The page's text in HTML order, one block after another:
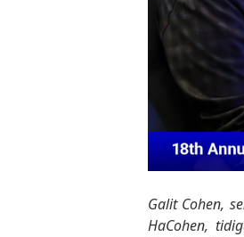
Galit Cohen,
HaCohen,